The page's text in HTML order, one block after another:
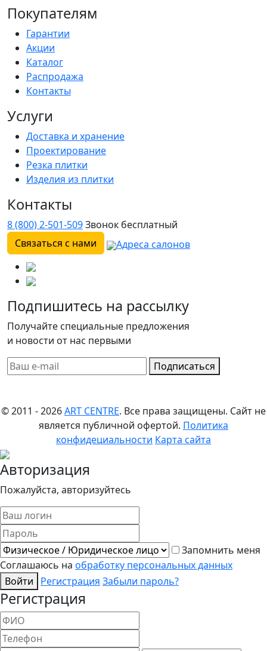
Покупателям
Гарантии
Акции
Каталог
Распродажа
Контакты
Услуги
Доставка и хранение
Проектирование
Резка плитки
Изделия из плитки
Контакты
8 (800) 2-501-509Звонок бесплатный
Связаться с нами
Адреса салонов
Подпишитесь на рассылку
Получайте специальные предложения
и новости от нас первыми
Подписаться
© 2011 - 2026ART CENTRE. Все права защищены. Сайт не
является публичной офертой. Политика
конфидециальности Карта сайта
Авторизация
Пожалуйста, авторизуйтесь
Запомнить меня
Соглашаюсь на обработку персональных данных
Войти
Регистрация Забыли пароль?
Регистрация